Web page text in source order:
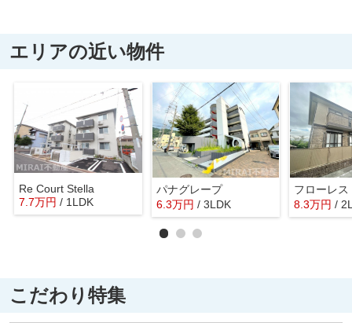
エリアの近い物件
Re Court Stella
7.7万円 / 1LDK
パナグレープ
6.3万円 / 3LDK
フローレス
8.3万円 /
こだわり特集